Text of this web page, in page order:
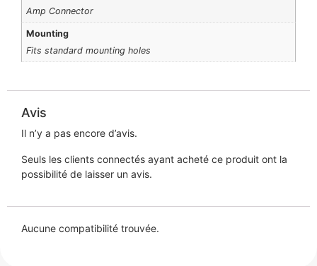
Amp Connector
Mounting
Fits standard mounting holes
Avis
Il n’y a pas encore d’avis.
Seuls les clients connectés ayant acheté ce produit ont la
possibilité de laisser un avis.
Aucune compatibilité trouvée.